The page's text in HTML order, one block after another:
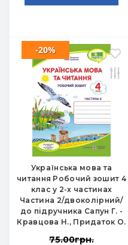
Українська мова та
читання Робочий зошит 4
клас у 2-х частинах
Частина 2/двоколірний/
до підручника Сапун Г. -
Кравцова Н., Придаток О.
-20%
75.00грн.